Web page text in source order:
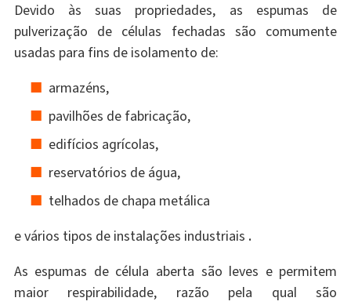
Devido às suas propriedades, as espumas de
pulverização de células fechadas são comumente
usadas para fins de isolamento de:
armazéns,
pavilhões de fabricação,
edifícios agrícolas,
reservatórios de água,
telhados de chapa metálica
e vários tipos de instalações industriais .
As espumas de célula aberta são leves e permitem
maior respirabilidade, razão pela qual são